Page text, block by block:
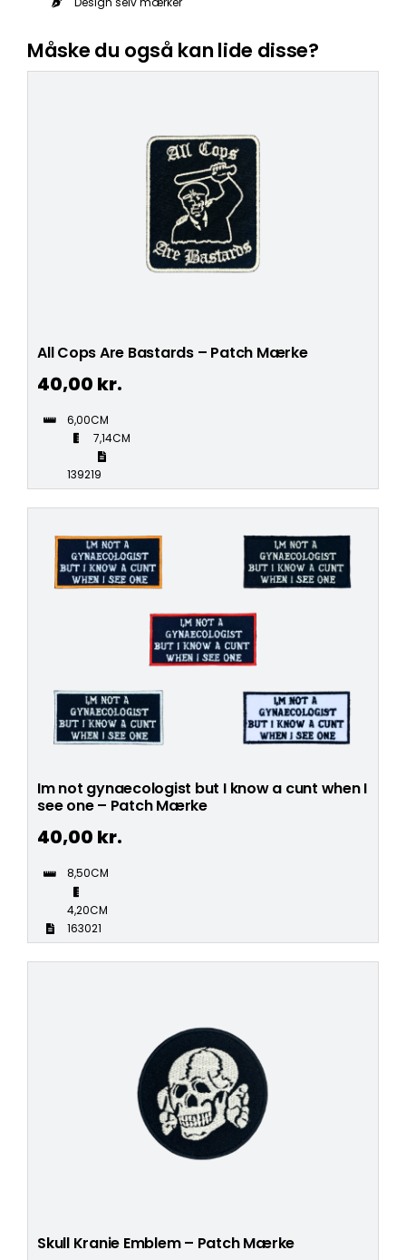
Måske du også kan lide disse?
All Cops Are Bastards – Patch Mærke
40,00 kr.
6,00CM
7,14CM
139219
Im not gynaecologist but I know a cunt when I
see one – Patch Mærke
40,00 kr.
8,50CM
4,20CM
163021
Skull Kranie Emblem – Patch Mærke